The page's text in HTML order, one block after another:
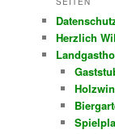
Herzlich